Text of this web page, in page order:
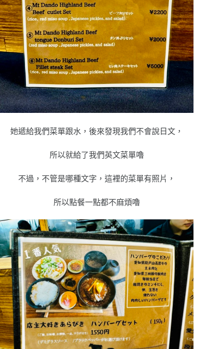
她遞給我們菜單跟水，後來發現我們不會說日文，
所以就給了我們英文菜單嚕
不過，不管是哪種文字，這裡的菜單有照片，
所以點餐一點都不麻煩嚕